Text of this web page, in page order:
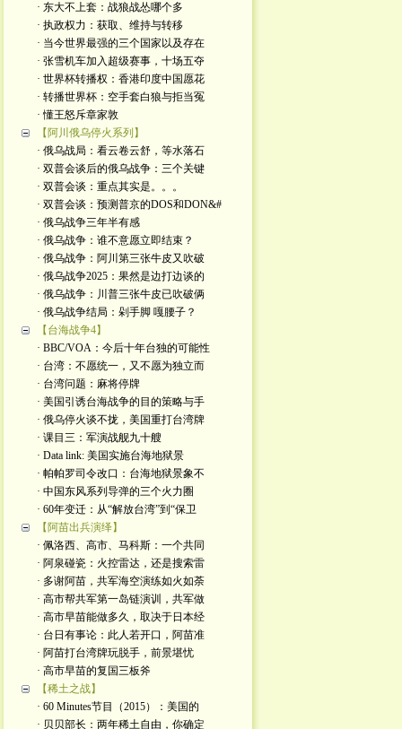
· 东大不上套：战狼战怂哪个多
· 执政权力：获取、维持与转移
· 当今世界最强的三个国家以及存在
· 张雪机车加入超级赛事，十场五夺
· 世界杯转播权：香港印度中国愿花
· 转播世界杯：空手套白狼与拒当冤
· 懂王怒斥章家敦
【阿川俄乌停火系列】
· 俄乌战局：看云卷云舒，等水落石
· 双普会谈后的俄乌战争：三个关键
· 双普会谈：重点其实是。。。
· 双普会谈：预测普京的DOS和DON&#
· 俄乌战争三年半有感
· 俄乌战争：谁不意愿立即结束？
· 俄乌战争：阿川第三张牛皮又吹破
· 俄乌战争2025：果然是边打边谈的
· 俄乌战争：川普三张牛皮已吹破俩
· 俄乌战争结局：剁手脚 嘎腰子？
【台海战争4】
· BBC/VOA：今后十年台独的可能性
· 台湾：不愿统一，又不愿为独立而
· 台湾问题：麻将停牌
· 美国引诱台海战争的目的策略与手
· 俄乌停火谈不拢，美国重打台湾牌
· 课目三：军演战舰九十艘
· Data link: 美国实施台海地狱景
· 帕帕罗司令改口：台海地狱景象不
· 中国东风系列导弹的三个火力圈
· 60年变迁：从“解放台湾”到“保卫
【阿苗出兵演绎】
· 佩洛西、高市、马科斯：一个共同
· 阿泉碰瓷：火控雷达，还是搜索雷
· 多谢阿苗，共军海空演练如火如荼
· 高市帮共军第一岛链演训，共军做
· 高市早苗能做多久，取决于日本经
· 台日有事论：此人若开口，阿苗准
· 阿苗打台湾牌玩脱手，前景堪忧
· 高市早苗的复国三板斧
【稀土之战】
· 60 Minutes节目（2015）：美国的
· 贝贝部长：两年稀土自由，你确定